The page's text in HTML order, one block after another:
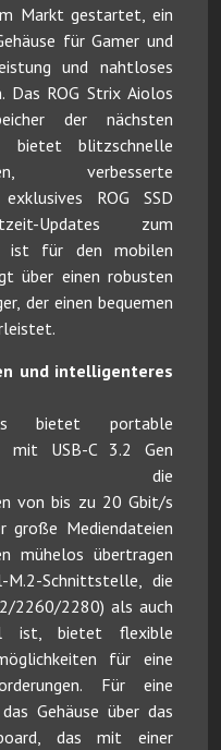
Markt gestartet, ein
für Gamer und
und nahtloses
Das ROG Strix Aiolos
der nächsten
bietet blitzschnelle
verbesserte
ROG SSD
Updates zum
ist für den mobilen
über einen robusten
der einen bequemen
und intelligenteres
bietet portable
mit USB-C 3.2 Gen
die
von bis zu 20 Gbit/s
große Mediendateien
mühelos übertragen
Schnittstelle, die
2260/2280) als auch
ist, bietet flexible
für eine
Für eine
Gehäuse über das
das mit einer